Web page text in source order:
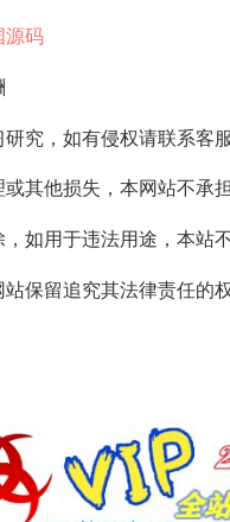
源码
究，如有侵权请联系客
其他损失，本网站不承
如用于违法用途，本站
保留追究其法律责任的